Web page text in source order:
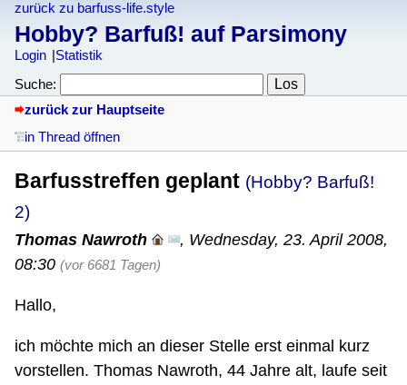
zurück zu barfuss-life.style
Hobby? Barfuß! auf Parsimony
Login
Statistik
Suche:
zurück zur Hauptseite
in Thread öffnen
Barfusstreffen geplant (Hobby? Barfuß!
2)
Thomas Nawroth , Wednesday, 23. April 2008,
08:30 (vor 6681 Tagen)
Hallo,
ich möchte mich an dieser Stelle erst einmal kurz
vorstellen. Thomas Nawroth, 44 Jahre alt, laufe seit